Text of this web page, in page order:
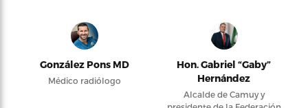
González Pons MD
Médico radiólogo
Hon. Gabriel “Gaby”
Hernández
Alcalde de Camuy y